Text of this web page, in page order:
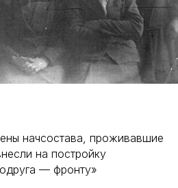
начсостава, проживавшие
на постройку
— фронту»